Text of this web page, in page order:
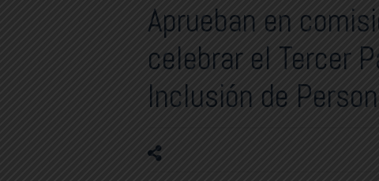
Aprueban en
celebrar el Tercer
Inclusión de